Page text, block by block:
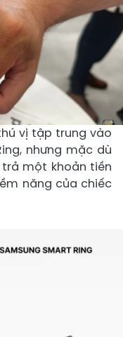
vị tập trung vào
nhưng mặc dù
một khoản tiền
năng của chiếc